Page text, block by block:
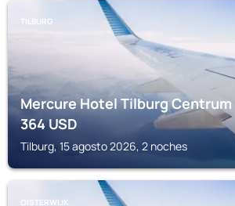
TILBURG
Mercure Hotel Tilburg Centrum
364USD
Tilburg, 15 agosto 2026, 2 noches
OISTERWIJK